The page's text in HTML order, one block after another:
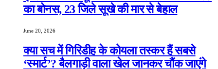
का बोनस, 23 जिले सूखे की मार से बेहाल
June 20, 2026
क्या सच में गिरिडीह के कोयला तस्कर हैं सबसे
‘स्मार्ट’? बैलगाड़ी वाला खेल जानकर चौंक जाएंगे